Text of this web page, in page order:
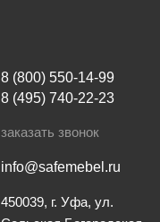
8 (800) 550-14-99
8 (495) 740-22-23
заказать звонок
info@safemebel.ru
450039, г. Уфа, ул.